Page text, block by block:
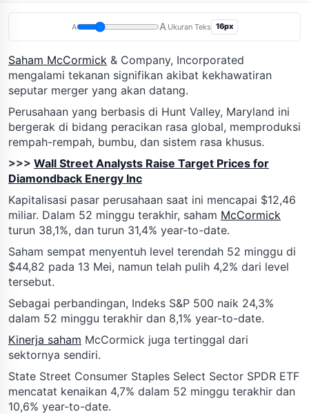
A A Ukuran Teks 16px
Saham McCormick & Company, Incorporated
mengalami tekanan signifikan akibat kekhawatiran
seputar merger yang akan datang.
Perusahaan yang berbasis di Hunt Valley, Maryland ini
bergerak di bidang peracikan rasa global, memproduksi
rempah-rempah, bumbu, dan sistem rasa khusus.
>>> Wall Street Analysts Raise Target Prices for
Diamondback Energy Inc
Kapitalisasi pasar perusahaan saat ini mencapai $12,46
miliar. Dalam 52 minggu terakhir, saham McCormick
turun 38,1%, dan turun 31,4% year-to-date.
Saham sempat menyentuh level terendah 52 minggu di
$44,82 pada 13 Mei, namun telah pulih 4,2% dari level
tersebut.
Sebagai perbandingan, Indeks S&P 500 naik 24,3%
dalam 52 minggu terakhir dan 8,1% year-to-date.
Kinerja saham McCormick juga tertinggal dari
sektornya sendiri.
State Street Consumer Staples Select Sector SPDR ETF
mencatat kenaikan 4,7% dalam 52 minggu terakhir dan
10,6% year-to-date.